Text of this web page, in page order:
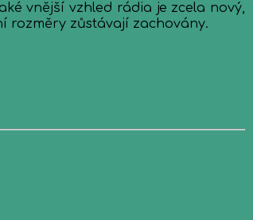
vnější vzhled rádia je zcela nový,
rozměry zůstávají zachovány.